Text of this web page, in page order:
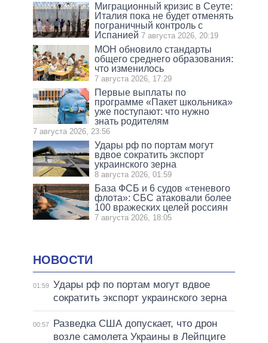
Миграционный кризис в Сеуте:
Италия пока не будет отменять
пограничный контроль с
Испанией 7 августа 2026, 20:19
МОН обновило стандарты
общего среднего образования:
что изменилось
7 августа 2026, 17:29
Первые выплаты по
программе «Пакет школьника»
уже поступают: что нужно
знать родителям
7 августа 2026, 23:56
Удары рф по портам могут
вдвое сократить экспорт
украинского зерна
8 августа 2026, 01:59
База ФСБ и 6 судов «теневого
флота»: СБС атаковали более
100 вражеских целей россиян
7 августа 2026, 18:05
НОВОСТИ
01:59 Удары рф по портам могут вдвое
сократить экспорт украинского зерна
00:57
Разведка США допускает, что дрон
возле самолета Украины в Лейпциге